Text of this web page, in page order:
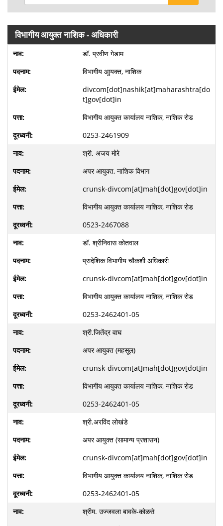
विभागीय आयुक्त नाशिक - अधिकारी
डॉ. प्रवीण गेडाम
विभागीय आुयक्त, नाशिक
divcom[dot]nashik[at]maharashtra[do
t]gov[dot]in
विभागीय आयुक्त कार्यालय नाशिक, नाशिक रोड
0253-2461909
श्री. अजय मोरे
अपर आयुक्त, नाशिक विभाग
crunsk-divcom[at]mah[dot]gov[dot]in
विभागीय आयुक्त कार्यालय नाशिक, नाशिक रोड
0523-2467088
डॉ. श्रीनिवास कोतवाल
प्रादेशिक विभागीय चौकशी अधिकारी
crunsk-divcom[at]mah[dot]gov[dot]in
विभागीय आयुक्त कार्यालय नाशिक, नाशिक रोड
0253-2462401-05
श्री.जितेंद्र वाघ
अपर आयुक्त (महसूल)
crunsk-divcom[at]mah[dot]gov[dot]in
विभागीय आयुक्त कार्यालय नाशिक, नाशिक रोड
0253-2462401-05
श्री.अरविंद लोखंडे
अपर आयुक्त (सामान्य प्रशासन)
crunsk-divcom[at]mah[dot]gov[dot]in
विभागीय आयुक्त कार्यालय नाशिक, नाशिक रोड
0253-2462401-05
श्रीम. उज्जवला बावके-कोळसे